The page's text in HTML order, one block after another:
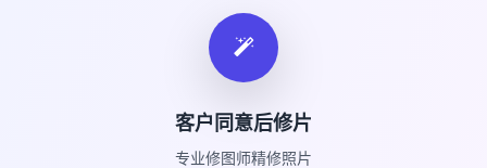
客户同意后修片
专业修图师精修照片